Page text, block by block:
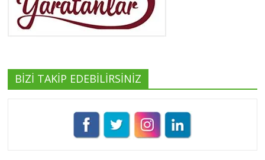
Yeşilist
Tüm yazıları görüntüle
BİZİ TAKİP EDEBİLİRSİNİZ